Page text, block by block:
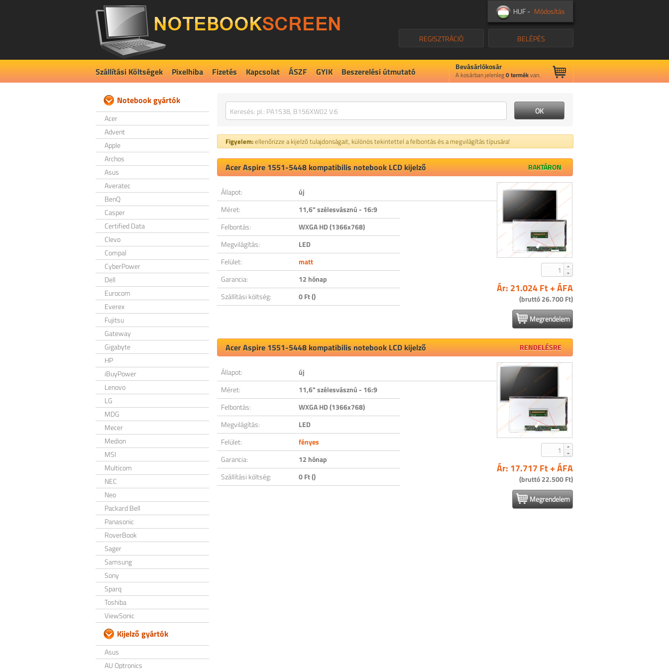
HUF - Módosítás
BELÉPÉS
REGISZTRÁCIÓ
Szállítási Költségek Pixelhiba Fizetés Kapcsolat ÁSZF GYIK Beszerelési útmutató Bevásárlókosár
A kosárban jelenleg0termékvan.
Notebook gyártók
Acer
Advent
Apple
Archos
Asus
Averatec
BenQ
Casper
Certified Data
Clevo
Compal
CyberPower
Dell
Eurocom
Everex
Fujitsu
Gateway
Gigabyte
HP
iBuyPower
Lenovo
LG
MDG
Mecer
Medion
MSI
Multicom
NEC
Neo
Packard Bell
Panasonic
RoverBook
Sager
Samsung
Sony
Sparq
Toshiba
ViewSonic
Kijelző gyártók
Asus
AU Optronics
Figyelem:ellenőrizze a kijelző tulajdonságait, különös tekintettel a felbontás és a megvilágítás típusára!
Acer Aspire 1551-5448 kompatibilis notebook LCD kijelző RAKTÁRON
Állapot:
új
Méret:
11,6" szélesvásznú - 16:9
Felbontás:
WXGA HD (1366x768)
Megvilágítás:
LED
Felület:
matt
Garancia:
12 hónap
Szállítási költség:
0 Ft ()
Ár: 21.024 Ft + ÁFA
(bruttó 26.700 Ft)
Megrendelem
Acer Aspire 1551-5448 kompatibilis notebook LCD kijelző RENDELÉSRE
Állapot:
új
Méret:
11,6" szélesvásznú - 16:9
Felbontás:
WXGA HD (1366x768)
Megvilágítás:
LED
Felület:
fényes
Garancia:
12 hónap
Szállítási költség:
0 Ft ()
Ár: 17.717 Ft + ÁFA
(bruttó 22.500 Ft)
Megrendelem